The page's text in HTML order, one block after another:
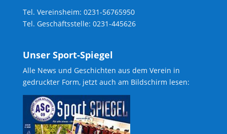
Tel. Vereinsheim: 0231-56765950
Tel. Geschäftsstelle: 0231-445626
Unser Sport-Spiegel
Alle News und Geschichten aus dem Verein in
gedruckter Form, jetzt auch am Bildschirm lesen: